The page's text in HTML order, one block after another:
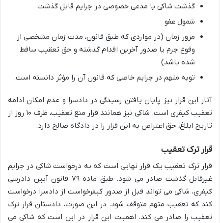
گذشت شاکی یا مدعی خصوصی در جرایم قابل گذشت
شمول عفو
مرور زمان (در مواردی که طبق قانون، مدت زمان مشخصی از
وقوع جرم یا صدور آخرین اقدام گذشته و حق تعقیب ساقط
شده باشد)
توبه متهم در جرایم خاصی که قانون آن را مؤثر دانسته است.
آثار این قرار نیز پایان یافتن رسیدگی در دادسرا و عدم امکان ادامه
تعقیب کیفری است. شاکی نیز همانند قرار منع تعقیب، ظرف ۱۰ روز از
تاریخ ابلاغ، حق اعتراض به این قرار را در دادگاه صالح دارد.
قرار ترک تعقیب
قرار ترک تعقیب یک قرار نهایی است که به درخواست شاکی در جرایم
غیرقابل گذشت صادر می شود. طبق ماده ۷۹ قانون آیین دادرسی
کیفری، شاکی می تواند قبل از صدور کیفرخواست از دادسرا درخواست
کند که تعقیب متهم متوقف شود. در این صورت، دادستان قرار ترک
تعقیب را صادر می کند. اهمیت این قرار در این است که شاکی می